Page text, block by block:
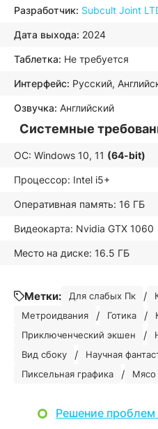
Разработчик: Subcult Joint
Дата выхода: 2024
Таблетка: Не требуется
Интерфейс: Русский,
Озвучка: Английский
Системные
ОС: Windows 10, 11 (64-bit)
Процессор: Intel i5+
Оперативная память: 16 ГБ
Видеокарта: Nvidia GTX 1060
Место на диске: 16.5 ГБ
Метки: Для слабых Пк /
Метроидвания / Готика /
Приключенческий экшен /
Вид сбоку / Научная
Пиксельная графика / Мясо
Решение проблем